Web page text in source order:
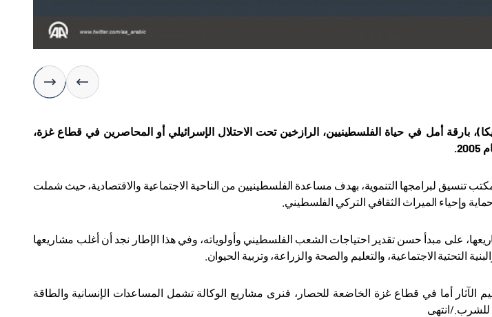
بارقة أمل في حياة الفلسطينيين، الرازخين تحت الاحتلال الإسرائيلي أو المحاصرين في قطاع غزة،
.
مكتب تنسيق لبرامجها التنموية، بهدف مساعدة الفلسطينيين من الناحية الاجتماعية والاقتصادية، حيث شملت
وإحياء الميراث الثقافي التركي الفلسطيني
على مبدأ حسن تقدير احتياجات الشعب الفلسطيني وأولوياته، وفي هذا الإطار نجد أن أغلب مشاريعها
التحتية الاجتماعية، والتعليم والصحة والزراعة، وتربية الحيوان
أما في قطاع غزة الخاضعة للحصار، فنرى مشاريع الوكالة تشمل المساعدات الإنسانية والطاقة
للشرب./انتهى